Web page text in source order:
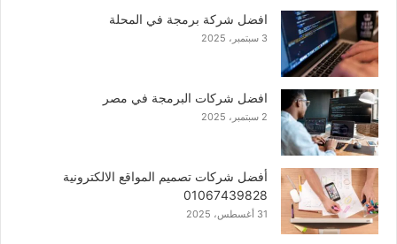
افضل شركة برمجة في المحلة
3 سبتمبر، 2025
افضل شركات البرمجة في مصر
2 سبتمبر، 2025
أفضل شركات تصميم المواقع الالكترونية
01067439828
31 أغسطس، 2025